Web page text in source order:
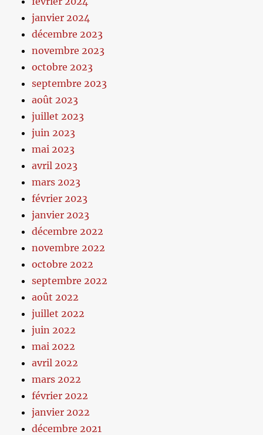
janvier 2024
décembre 2023
novembre 2023
octobre 2023
septembre 2023
août 2023
juillet 2023
juin 2023
mai 2023
avril 2023
mars 2023
février 2023
janvier 2023
décembre 2022
novembre 2022
octobre 2022
septembre 2022
août 2022
juillet 2022
juin 2022
mai 2022
avril 2022
mars 2022
février 2022
janvier 2022
décembre 2021